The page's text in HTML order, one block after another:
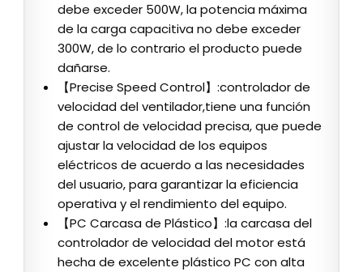
debe exceder 500W, la potencia máxima
de la carga capacitiva no debe exceder
300W, de lo contrario el producto puede
dañarse.
【Precise Speed Control】:controlador de
velocidad del ventilador,tiene una función
de control de velocidad precisa, que puede
ajustar la velocidad de los equipos
eléctricos de acuerdo a las necesidades
del usuario, para garantizar la eficiencia
operativa y el rendimiento del equipo.
【PC Carcasa de Plástico】:la carcasa del
controlador de velocidad del motor está
hecha de excelente plástico PC con alta